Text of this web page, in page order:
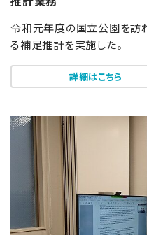
令和元年度の国立公園を訪
る補足推計を実施した。
詳細はこちら